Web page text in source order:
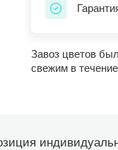
Завоз цветов
свежим в